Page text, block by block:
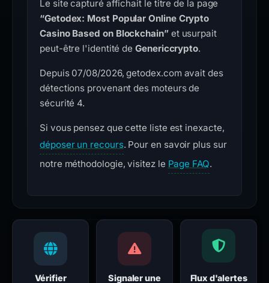
Le site capturé affichait le titre de la page
“Getodex: Most Popular Online Crypto
Casino Based on Blockchain”et usurpait
peut-être l'identité deGenericcrypto.
Depuis 07/08/2026, getodex.com avait des
détections provenant des moteurs de
sécurité 4.
Si vous pensez que cette liste est inexacte,
déposer un recours. Pour en savoir plus sur
notre méthodologie, visitez le Page FAQ.
Vérifier
Signaler une
Flux d'alertes